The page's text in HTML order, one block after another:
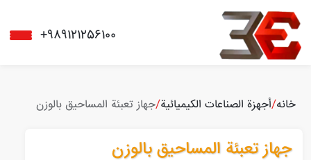
+989121256100
خانه/أجهزة الصناعات الكيميائية/جهاز تعبئة المساحيق بالوزن
جهاز تعبئة المساحيق بالوزن